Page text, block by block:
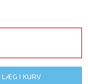
LÆG I KURV